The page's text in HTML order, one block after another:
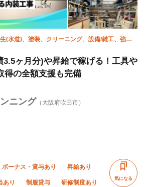
(水道)、塗装、クリーニング、設備/雑工、強
3.5ヶ月分)や昇給で稼げる！工具や
得の全額支援も完備
ニング （大阪府吹田市）
ボーナス・賞与あり 昇給あり
あり 制服貸与 研修制度あり
気になる